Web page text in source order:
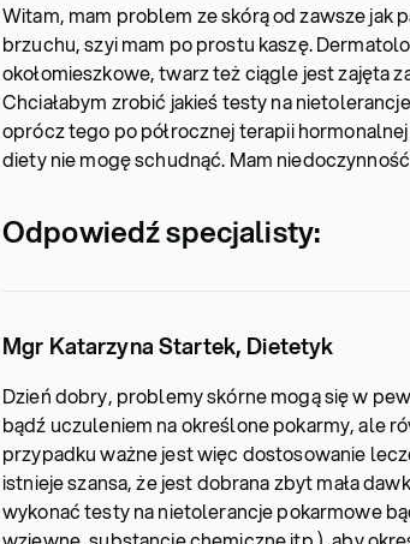
Witam, mam problem ze skórą od zawsze jak
brzuchu, szyi mam po prostu kaszę.
okołomieszkowe, twarz też ciągle jest zajęta
Chciałabym zrobić jakieś testy na
oprócz tego po półrocznej terapii
diety nie mogę schudnąć. Mam
Odpowiedź specjalisty:
Mgr Katarzyna Startek, Dietetyk
Dzień dobry, problemy skórne mogą się w
bądź uczuleniem na określone pokarmy, ale
przypadku ważne jest więc dostosowanie
istnieje szansa, że jest dobrana zbyt mała
wykonać testy na nietolerancje pokarmowe